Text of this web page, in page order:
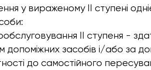
у вираженому II ступені
II ступеня -
допоміжних засобів і/або за
до самостійного